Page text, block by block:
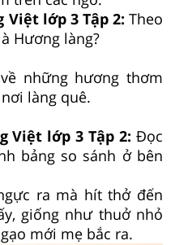
Việt lớp 3 Tập 2: Theo
Hương làng?
những hương thơm
làng quê.
Việt lớp 3 Tập 2: Đọc
bảng so sánh ở bên
ra mà hít thở đến
giống như thuở nhỏ
mới mẹ bắc ra.